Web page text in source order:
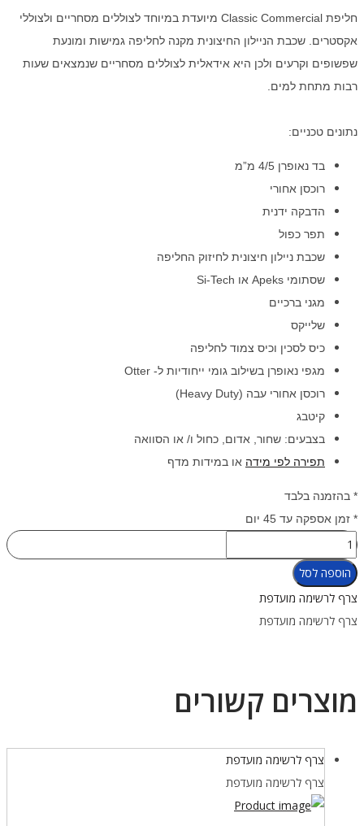
חליפת Classic Commercial מיועדת במיוחד לצוללים מסחריים ולצוללי
אקסטרים. שכבת הניילון החיצונית מקנה לחליפה גמישות ומונעת
שפשופים וקרעים ולכן היא אידאלית לצוללים מסחריים שנמצאים שעות
רבות מתחת למים.
נתונים טכניים:
בד נאופרן 4/5 מ”מ
רוכסן אחורי
הדבקה ידנית
תפר כפול
שכבת ניילון חיצונית לחיזוק החליפה
שסתומי Apeks או Si-Tech
מגני ברכיים
שלייקס
כיס לסכין וכיס צמוד לחליפה
מגפי נאופרן בשילוב גומי ייחודיות ל- Otter
רוכסן אחורי עבה (Heavy Duty)
קיטבג
בצבעים: שחור, אדום, כחול ו/ או הסוואה
תפירה לפי מידה או במידות מדף
* בהזמנה בלבד
* זמן אספקה עד 45 יום
כמות
של
חליפת
צלילה
יבשה
4/5mm
הוספה לסל
צרף לרשימה מועדפת
צרף לרשימה מועדפת
מוצרים קשורים
צרף לרשימה מועדפת
צרף לרשימה מועדפת